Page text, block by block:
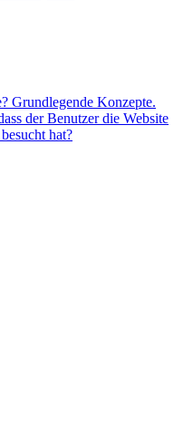
Grundlegende Konzepte.
der Benutzer die Website
hat?